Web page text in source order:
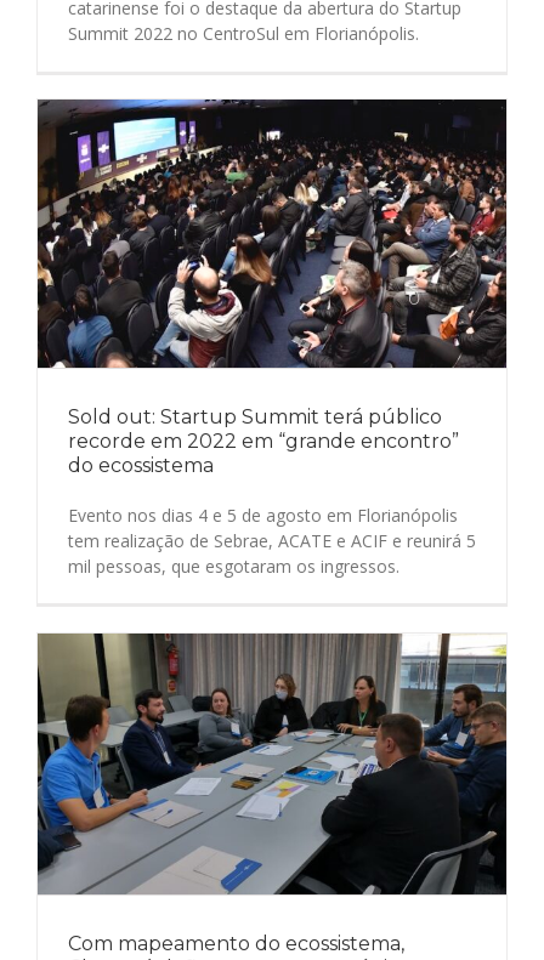
catarinense foi o destaque da abertura do Startup
Summit 2022 no CentroSul em Florianópolis.
Sold out: Startup Summit terá público
recorde em 2022 em “grande encontro”
do ecossistema
Evento nos dias 4 e 5 de agosto em Florianópolis
tem realização de Sebrae, ACATE e ACIF e reunirá 5
mil pessoas, que esgotaram os ingressos.
Com mapeamento do ecossistema,